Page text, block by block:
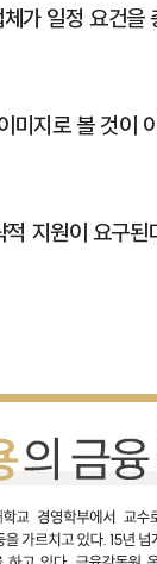
가 일정 요건
지로 볼 것이
지원이 요구